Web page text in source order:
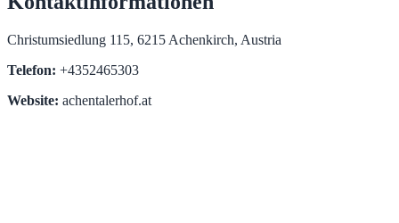
Christumsiedlung 115, 6215 Achenkirch, Austria
Telefon: +4352465303
Website: achentalerhof.at